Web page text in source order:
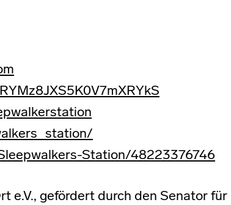
Station/48223376746
e.V., gefördert durch den Senator für